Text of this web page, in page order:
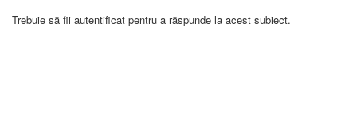
Trebuie să fii autentificat pentru a răspunde la acest subiect.